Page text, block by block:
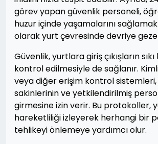
görev yapan güvenlik personeli,
huzur içinde yaşamalarını
olarak yurt çevresinde devriye
Güvenlik, yurtlara giriş çıkışların
kontrol edilmesiyle de sağlanır.
veya diğer erişim kontrol sistemleri,
sakinlerinin ve yetkilendirilmiş
girmesine izin verir. Bu protokoller,
hareketliliği izleyerek herhangi bir
tehlikeyi önlemeye yardımcı olur.